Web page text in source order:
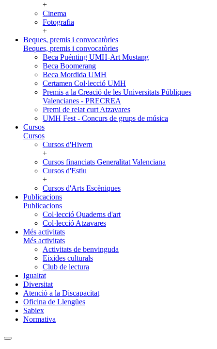
+
Cinema
Fotografia
+
Beques, premis i convocatòries
Beques, premis i convocatòries
Beca Puénting UMH-Art Mustang
Beca Boomerang
Beca Mordida UMH
Certamen Col·lecció UMH
Premis a la Creació de les Universitats Públiques
Valencianes - PRECREA
Premi de relat curt Atzavares
UMH Fest - Concurs de grups de música
Cursos
Cursos
Cursos d'Hivern
+
Cursos financiats Generalitat Valenciana
Cursos d'Estiu
+
Cursos d'Arts Escèniques
Publicacions
Publicacions
Col·lecció Quaderns d'art
Col·lecció Atzavares
Més activitats
Més activitats
Activitats de benvinguda
Eixides culturals
Club de lectura
Igualtat
Diversitat
Atenció a la Discapacitat
Oficina de Llengües
Sabiex
Normativa